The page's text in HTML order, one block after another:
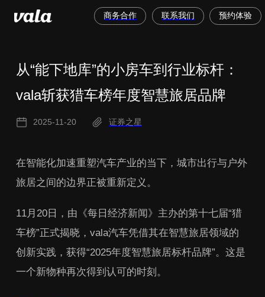
商务合作 联系我们 预约体验
从“能下地库”的小房车到行业标杆：
vala斩获猎车榜年度智慧旅居品牌
2025-11-20 证券之星
在智能化加速重塑汽车产业的当下，城市出行与户外
旅居之间的边界正被重新定义。
11月20日，由《每日经济新闻》主办的第十七届“猎
车榜”正式揭晓，vala汽车凭借其在智慧旅居领域的
创新实践，获得“2025年度智慧旅居标杆品牌”。这是
一个新物种再次得到认可的时刻。